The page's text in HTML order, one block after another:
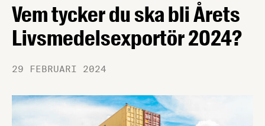
Vem tycker du ska bli Årets
Livsmedelsexportör 2024?
29 FEBRUARI 2024